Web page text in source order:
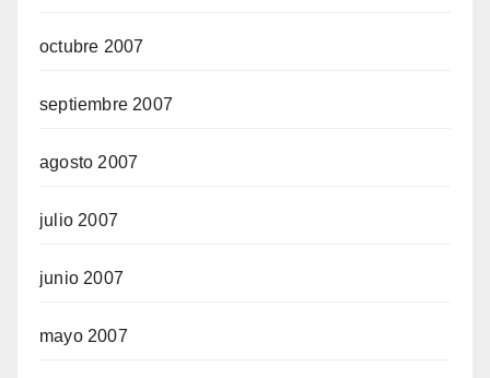
octubre 2007
septiembre 2007
agosto 2007
julio 2007
junio 2007
mayo 2007